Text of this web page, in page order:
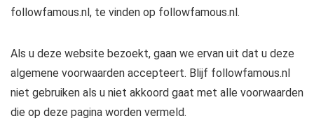
followfamous.nl, te vinden op followfamous.nl.
Als u deze website bezoekt, gaan we ervan uit dat u deze
algemene voorwaarden accepteert. Blijf followfamous.nl
niet gebruiken als u niet akkoord gaat met alle voorwaarden
die op deze pagina worden vermeld.